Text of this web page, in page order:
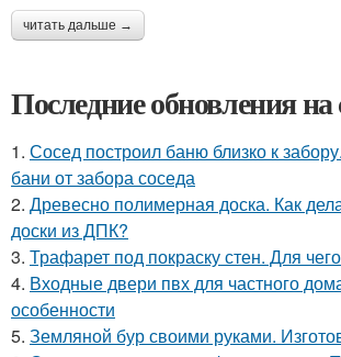
читать дальше →
Последние обновления на
1. Сосед построил баню близко к
бани от забора соседа
2. Древесно полимерная доска. Как
доски из ДПК?
3. Трафарет под покраску стен. Для
4. Входные двери пвх для частного
особенности
5. Земляной бур своими руками.